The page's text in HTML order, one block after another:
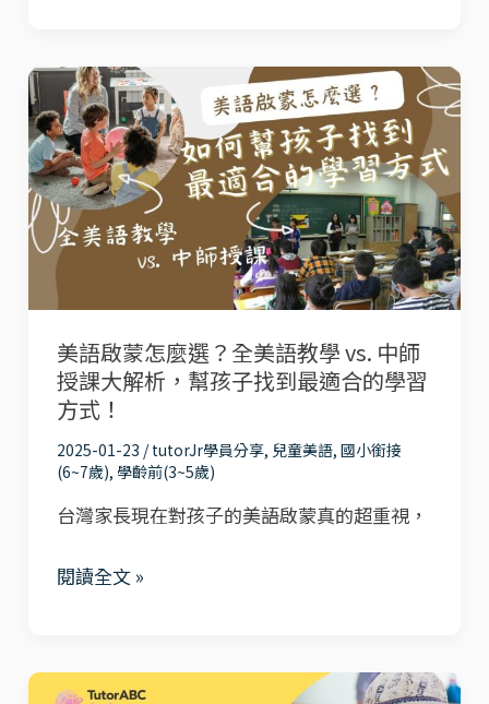
媽
一
定
要
知
道
的
招
防
疫
對
讓
子
上
美語啟蒙怎麼選？全美語教學 vs. 中師
授課大解析，幫孩子找到最適合的學習
方式！
2025-01-23 /tutorJr學員分享, 兒童美語, 國小銜接
(6~7歲), 學齡前(3~5歲)
台灣家長現在對孩子的美語啟蒙真的超重視，
美
語
啟
蒙
怎
麼
選？
全
美
語
教
學
vs.
中
授
解
閱讀全文 »
孩